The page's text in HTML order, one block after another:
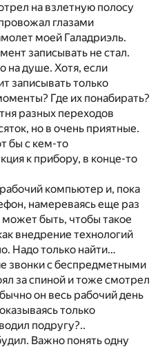
на взлетную полосу
глазами
моей Галадриэль.
записывать не стал.
на душе. Хотя, если
записывать только
Где их понабирать?
разных переходов
но в очень приятные.
бы с кем-то
к прибору, в конце-то
компьютер и, пока
намереваясь еще раз
может быть, чтобы такое
внедрение технологий
Надо только найти…
звонки с беспредметными
за спиной и тоже смотрел
он весь рабочий день
только
подругу?..
Важно понять одну